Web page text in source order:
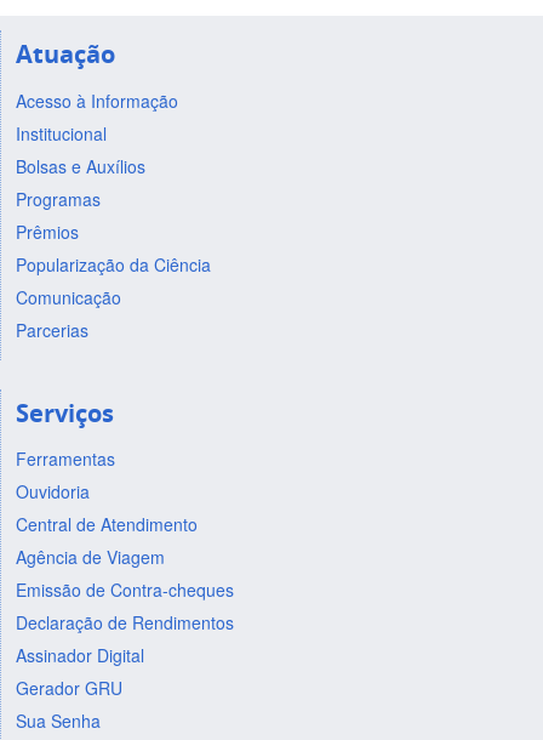
Atuação
Acesso à Informação
Institucional
Bolsas e Auxílios
Programas
Prêmios
Popularização da Ciência
Comunicação
Parcerias
Serviços
Ferramentas
Ouvidoria
Central de Atendimento
Agência de Viagem
Emissão de Contra-cheques
Declaração de Rendimentos
Assinador Digital
Gerador GRU
Sua Senha